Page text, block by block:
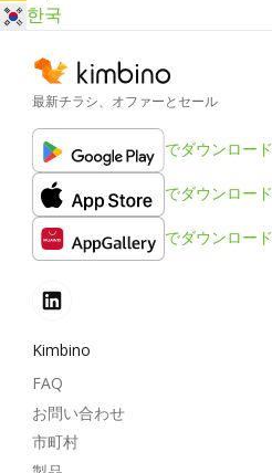
한국
最新チラシ、オファーとセール
でダウンロード
でダウンロード
でダウンロード
Kimbino
FAQ
お問い合わせ
市町村